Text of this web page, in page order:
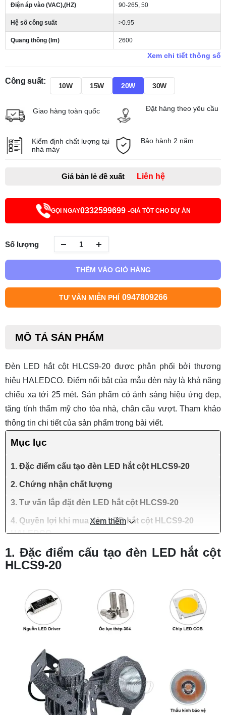
Điện áp vào (VAC),(HZ) 90-265, 50
Hệ số công suất >0.95
Quang thông (lm) 2600
Xem chi tiết thông số
Công suất:
10W 15W 20W 30W
Giao hàng toàn quốc Đặt hàng theo yêu cầu
Kiểm định chất lượng tại
nhà máy
Bảo hành 2 năm
Giá bản lẻ đề xuất Liên hệ
GỌI NGAY0332599699 -GIÁ TỐT CHO DỰ ÁN
Số lượng
THÊM VÀO GIỎ HÀNG
TƯ VẤN MIỄN PHÍ 0947809266
MÔ TẢ SẢN PHẨM
Đèn LED hắt cột HLCS9-20 được phân phối bởi thương
hiệu HALEDCO. Điểm nổi bật của mẫu đèn này là khả năng
chiếu xa tới 25 mét. Sản phẩm có ánh sáng hiệu ứng đẹp,
tăng tính thẩm mỹ cho tòa nhà, chân cầu vượt. Tham khảo
thông tin chi tiết của sản phẩm trong bài viết.
Mục lục
1. Đặc điểm cấu tạo đèn LED hắt cột HLCS9-20
2. Chứng nhận chất lượng
3. Tư vấn lắp đặt đèn LED hắt cột HLCS9-20
4. Quyền lợi khi mua đèn LED hắt cột HLCS9-20
HALEDCO
Xem thêm
1. Đặc điểm cấu tạo đèn LED hắt cột
HLCS9-20